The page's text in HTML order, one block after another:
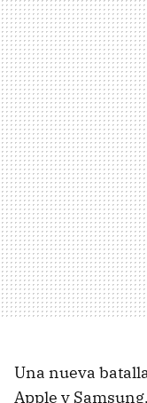
Una nueva
Apple y